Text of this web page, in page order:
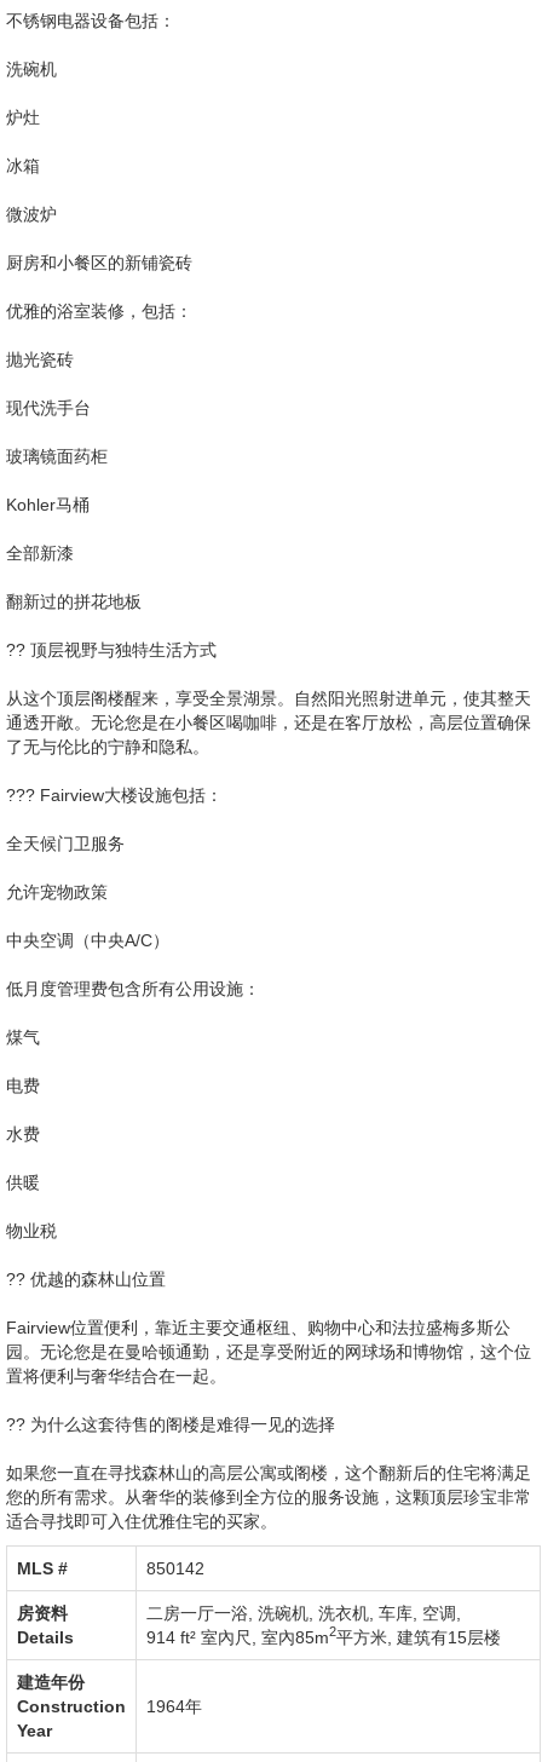
不锈钢电器设备包括：
洗碗机
炉灶
冰箱
微波炉
厨房和小餐区的新铺瓷砖
优雅的浴室装修，包括：
抛光瓷砖
现代洗手台
玻璃镜面药柜
Kohler马桶
全部新漆
翻新过的拼花地板
?? 顶层视野与独特生活方式
从这个顶层阁楼醒来，享受全景湖景。自然阳光照射进单元，使其整天
通透开敞。无论您是在小餐区喝咖啡，还是在客厅放松，高层位置确保
了无与伦比的宁静和隐私。
??? Fairview大楼设施包括：
全天候门卫服务
允许宠物政策
中央空调（中央A/C）
低月度管理费包含所有公用设施：
煤气
电费
水费
供暖
物业税
?? 优越的森林山位置
Fairview位置便利，靠近主要交通枢纽、购物中心和法拉盛梅多斯公
园。无论您是在曼哈顿通勤，还是享受附近的网球场和博物馆，这个位
置将便利与奢华结合在一起。
?? 为什么这套待售的阁楼是难得一见的选择
如果您一直在寻找森林山的高层公寓或阁楼，这个翻新后的住宅将满足
您的所有需求。从奢华的装修到全方位的服务设施，这颗顶层珍宝非常
适合寻找即可入住优雅住宅的买家。
MLS #‎ 850142
房资料
Details
二房一厅一浴, 洗碗机 洗衣机 车库 空调
914 ft² 室內尺
室內85m2平方米 建筑有15层楼
建造年份
Construction
Year
1964年